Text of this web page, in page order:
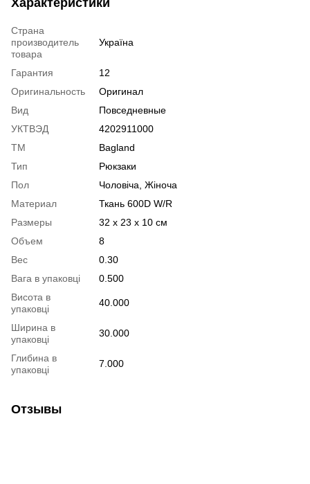
Страна
производитель
товара
Україна
Гарантия
12
Оригинальность
Оригинал
Вид
Повседневные
УКТВЭД
4202911000
ТМ
Bagland
Тип
Рюкзаки
Пол
Чоловіча, Жіноча
Материал
Ткань 600D W/R
Размеры
32 x 23 x 10 см
Объем
8
Вес
0.30
Вага в упаковці
0.500
Висота в
упаковці
40.000
Ширина в
упаковці
30.000
Глибина в
упаковці
7.000
Отзывы